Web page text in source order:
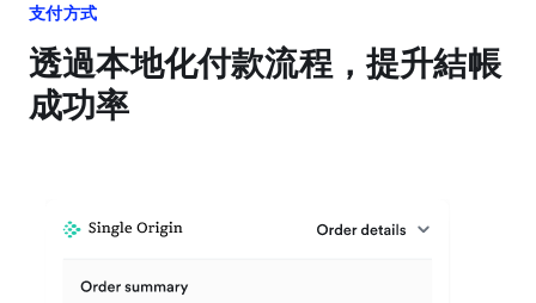
支付方式
透過本地化付款流程，提升結帳
成功率